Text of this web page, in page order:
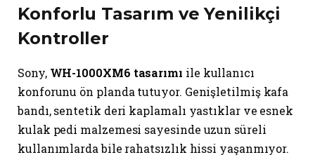
Konforlu Tasarım ve Yenilikçi
Kontroller
Sony, WH-1000XM6 tasarımı ile kullanıcı
konforunu ön planda tutuyor. Genişletilmiş kafa
bandı, sentetik deri kaplamalı yastıklar ve esnek
kulak pedi malzemesi sayesinde uzun süreli
kullanımlarda bile rahatsızlık hissi yaşanmıyor.